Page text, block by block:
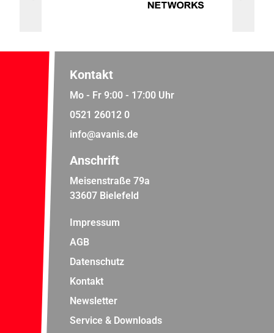
Kontakt
Mo - Fr 9:00 - 17:00 Uhr
0521 26012 0
info@avanis.de
Anschrift
Meisenstraße 79a
33607 Bielefeld
Impressum
AGB
Datenschutz
Kontakt
Newsletter
Service & Downloads